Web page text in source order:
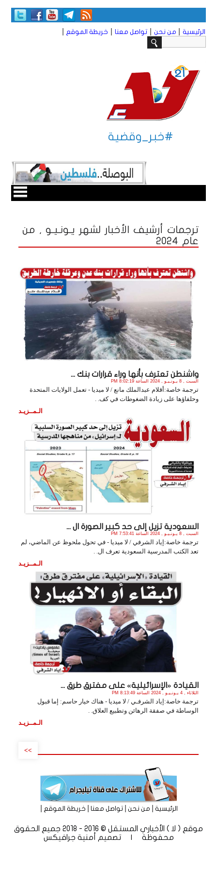
الرئيسية من نحن تواصل معنا خريطة الموقع
#خبر_وقضية
ترجمات أرشيف الأخبار لشهر يـونـيـو , من
عام 2024
واشنطن تعترف بأنها وراء قرارات بنك ...
السبت , 8 يـونـيـو , 2024 الساعة 8:02:19 PM
ترجمة خاصة:أقلام عبدالملك مانع / لا ميديا - تعمل الولايات المتحدة
وحلفاؤها على زيادة الضغوطات في كف. .
الـمــزيـد
السعودية تزيل إلى حد كبير الصورة ال ...
السبت , 8 يـونـيـو , 2024 الساعة 7:53:41 PM
ترجمة خاصة:إياد الشرفي / لا ميديا - في تحول ملحوظ عن الماضي، لم
تعد الكتب المدرسية السعودية تعرف ال. .
الـمــزيـد
القيادة «الإسرائيلية» على مفترق طرق ...
الثلاثاء , 4 يـونـيـو , 2024 الساعة 8:13:49 PM
ترجمة خاصة:إياد الشرفـي / لا ميديا - هناك خيار حاسم: إما قبول
الوساطة في صفقة الرهائن وتطبيع العلاق. .
الـمــزيـد
>>
الرئيسية|من نحن|تواصل معنا|خريطة الموقع
موقع ( لا ) الأخباري المستقل © 2016 - 2018 جميع الحقوق
محفوظة | تصميم
أمنية جرافيكس